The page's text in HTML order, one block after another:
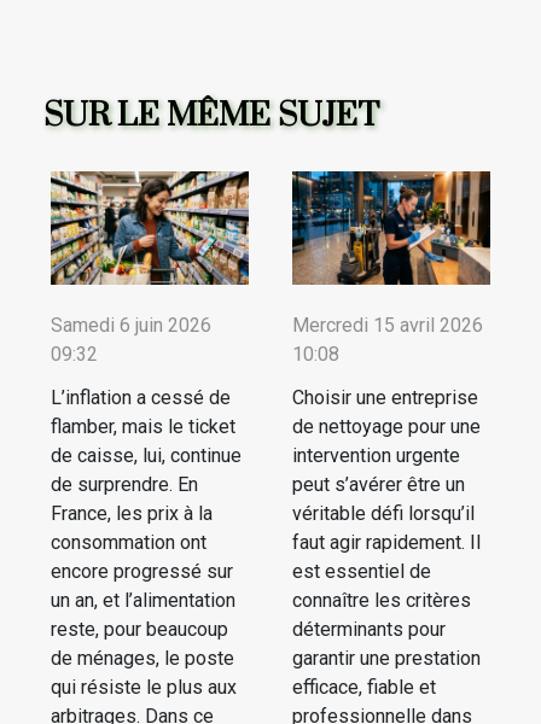
SUR LE MÊME SUJET
Samedi 6 juin 2026
09:32
L’inflation a cessé de
flamber, mais le ticket
de caisse, lui, continue
de surprendre. En
France, les prix à la
consommation ont
encore progressé sur
un an, et l’alimentation
reste, pour beaucoup
de ménages, le poste
qui résiste le plus aux
arbitrages. Dans ce
Mercredi 15 avril 2026
10:08
Choisir une entreprise
de nettoyage pour une
intervention urgente
peut s’avérer être un
véritable défi lorsqu’il
faut agir rapidement. Il
est essentiel de
connaître les critères
déterminants pour
garantir une prestation
efficace, fiable et
professionnelle dans